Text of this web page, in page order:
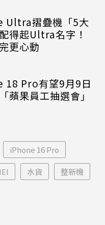
Ultra摺疊機「5大
得起Ultra名字！
更心動
18 Pro有望9月9日
蘋果員工抽選會」
iPhone 16 Pro
水貨 整新機